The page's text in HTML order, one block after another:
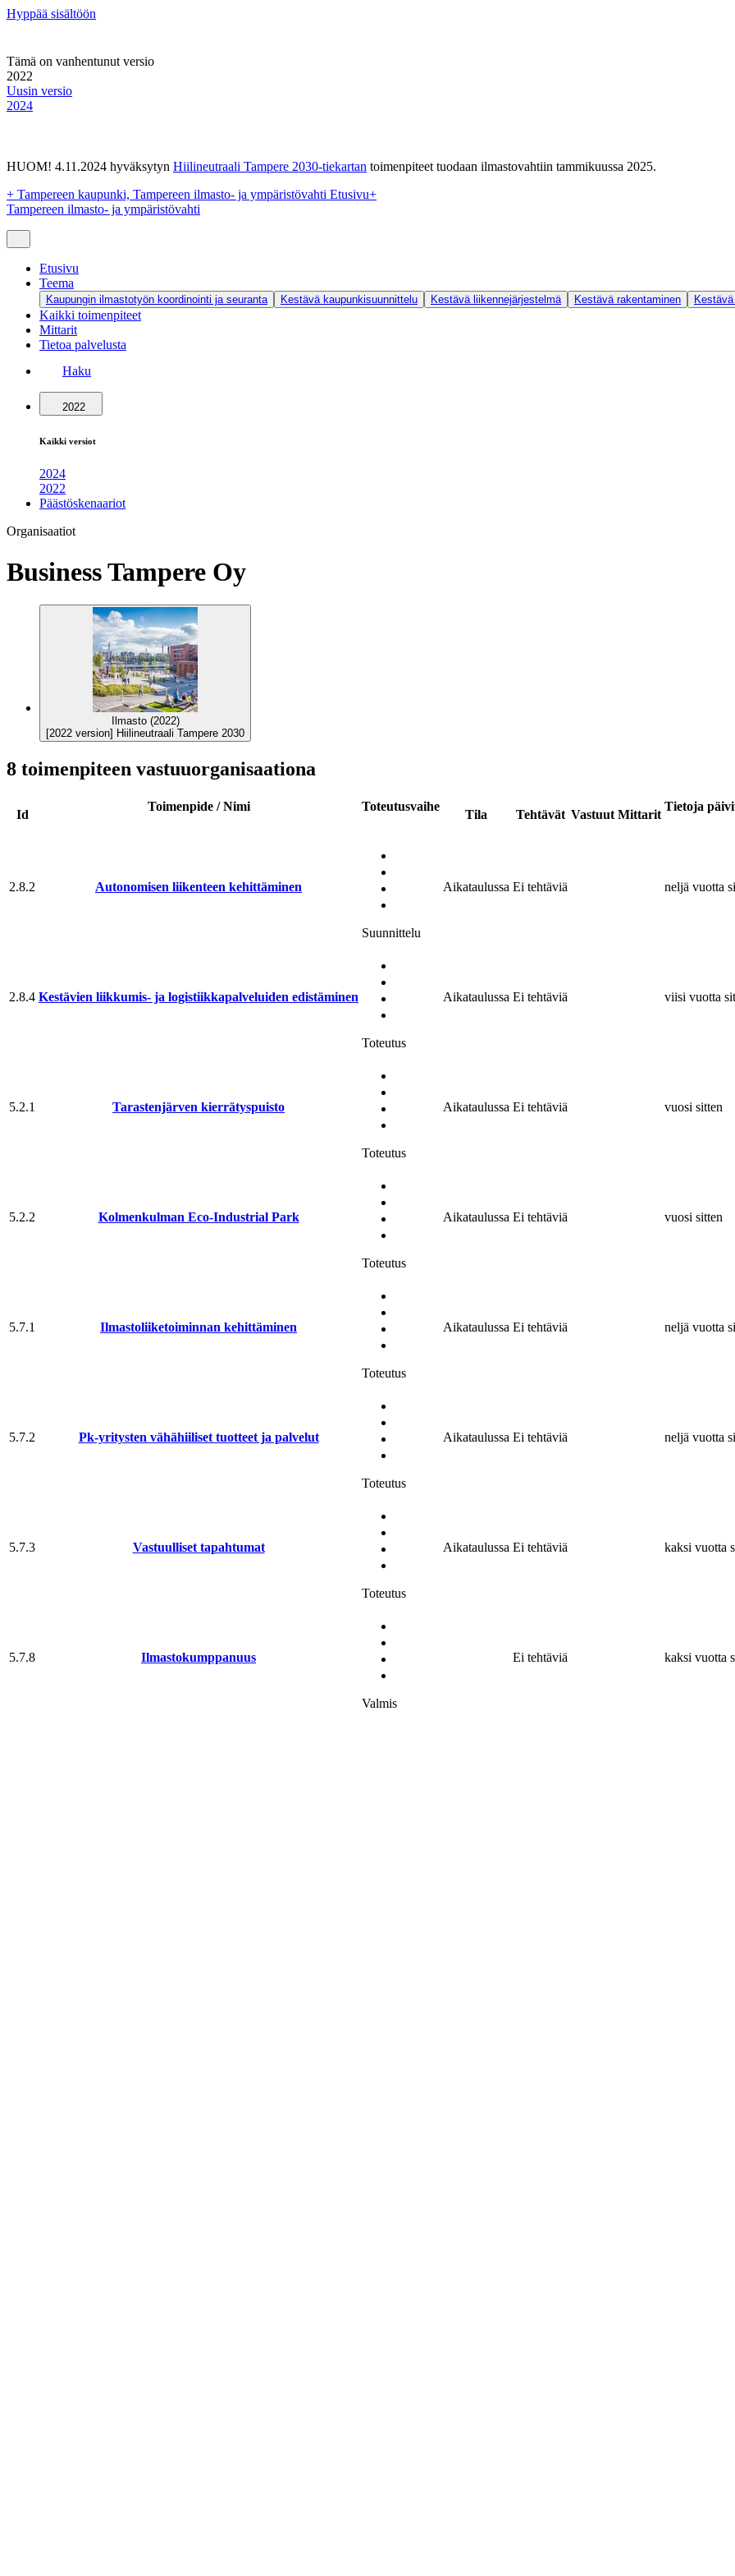
Hyppää sisältöön
Tämä on vanhentunut versio
2022
Uusin versio
2024
HUOM! 4.11.2024 hyväksytyn Hiilineutraali Tampere 2030-tiekartan toimenpiteet tuodaan ilmastovahtiin tammikuussa 2025.
+ Tampereen kaupunki, Tampereen ilmasto- ja ympäristövahti Etusivu+
Tampereen ilmasto- ja ympäristövahti
Etusivu
Teema
Kaupungin ilmastotyön koordinointi ja seuranta Kestävä kaupunkisuunnittelu Kestävä liikennejärjestelmä Kestävä rakentaminen
Kaikki toimenpiteet
Mittarit
Tietoa palvelusta
Haku
2022
Kaikki versiot
2024
2022
Päästöskenaariot
Organisaatiot
Business Tampere Oy
Ilmasto (2022)
[2022 version] Hiilineutraali Tampere 2030
8 toimenpiteen vastuuorganisaationa
Id
Toimenpide / Nimi Toteutusvaihe
Tila Tehtävät Vastuut Mittarit
Tietoja
2.8.2 Autonomisen liikenteen kehittäminen
Suunnittelu
Aikataulussa Ei tehtäviä neljä vuotta
2.8.4 Kestävien liikkumis- ja logistiikka­palveluiden edistäminen
Toteutus
Aikataulussa Ei tehtäviä viisi vuotta
5.2.1 Tarastenjärven kierrätyspuisto
Toteutus
Aikataulussa Ei tehtäviä vuosi sitten
5.2.2 Kolmenkulman Eco-Industrial Park
Toteutus
Aikataulussa Ei tehtäviä vuosi sitten
5.7.1 Ilmasto­liike­toiminnan kehittäminen
Toteutus
Aikataulussa Ei tehtäviä neljä vuotta
5.7.2 Pk-yritysten vähähiiliset tuotteet ja palvelut
Toteutus
Aikataulussa Ei tehtäviä neljä vuotta
5.7.3 Vastuulliset tapahtumat
Toteutus
Aikataulussa Ei tehtäviä kaksi vuotta
5.7.8 Ilmasto­kumppanuus
Valmis
Ei tehtäviä kaksi vuotta